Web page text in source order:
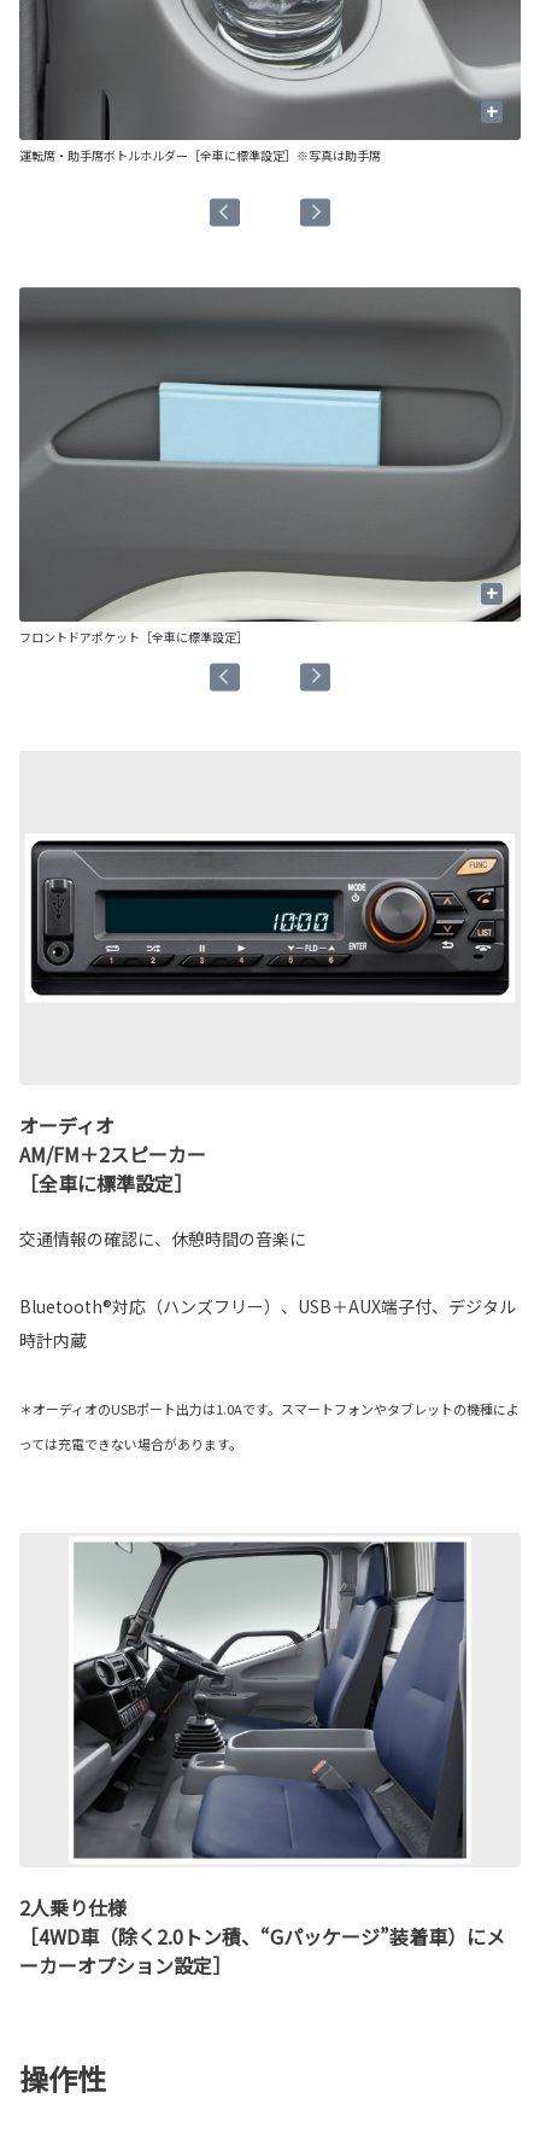
+
運転席・助手席ボトルホルダー［全車に標準設定］※写真は助手席
+
フロントドアポケット［全車に標準設定］
オーディオ
AM/FM＋2スピーカー
［全車に標準設定］
交通情報の確認に、休憩時間の音楽に
Bluetooth®対応（ハンズフリー）、USB＋AUX端子付、デジタル
時計内蔵
＊オーディオのUSBポート出力は1.0Aです。スマートフォンやタブレットの機種によ
っては充電できない場合があります。
2人乗り仕様
［4WD車（除く2.0トン積、“Gパッケージ”装着車）にメ
ーカーオプション設定］
操作性